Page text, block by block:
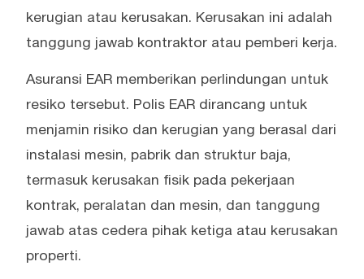
kerugian atau kerusakan. Kerusakan ini adalah
tanggung jawab kontraktor atau pemberi kerja.
Asuransi EAR memberikan perlindungan untuk
resiko tersebut. Polis EAR dirancang untuk
menjamin risiko dan kerugian yang berasal dari
instalasi mesin, pabrik dan struktur baja,
termasuk kerusakan fisik pada pekerjaan
kontrak, peralatan dan mesin, dan tanggung
jawab atas cedera pihak ketiga atau kerusakan
properti.